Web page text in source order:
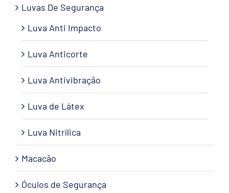
Luvas De Segurança
Luva Anti Impacto
Luva Anticorte
Luva Antivibração
Luva de Látex
Luva Nitrílica
Macacão
Óculos de Segurança